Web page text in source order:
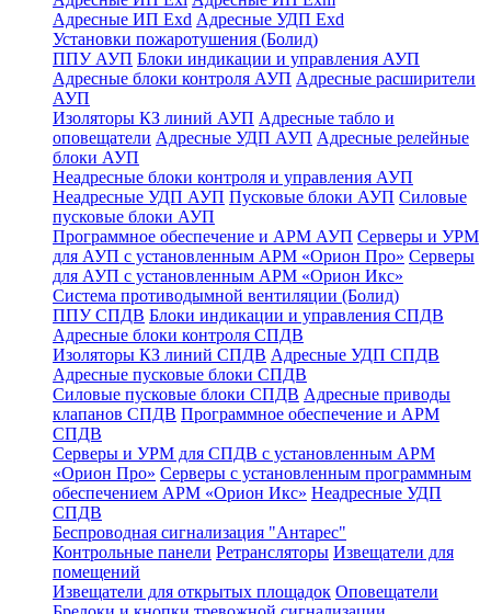
Адресные ИП Exd Адресные УДП Exd
Установки пожаротушения (Болид)
ППУ АУП Блоки индикации и управления АУП
Адресные блоки контроля АУП Адресные расширители
АУП
Изоляторы КЗ линий АУП Адресные табло и
оповещатели Адресные УДП АУП Адресные релейные
блоки АУП
Неадресные блоки контроля и управления АУП
Неадресные УДП АУП Пусковые блоки АУП Силовые
пусковые блоки АУП
Программное обеспечение и АРМ АУП Серверы и УРМ
для АУП с установленным АРМ «Орион Про» Серверы
для АУП с установленным АРМ «Орион Икс»
Система противодымной вентиляции (Болид)
ППУ СПДВ Блоки индикации и управления СПДВ
Адресные блоки контроля СПДВ
Изоляторы КЗ линий СПДВ Адресные УДП СПДВ
Адресные пусковые блоки СПДВ
Силовые пусковые блоки СПДВ Адресные приводы
клапанов СПДВ Программное обеспечение и АРМ
СПДВ
Серверы и УРМ для СПДВ с установленным АРМ
«Орион Про» Серверы с установленным программным
обеспечением АРМ «Орион Икс» Неадресные УДП
СПДВ
Беспроводная сигнализация "Антарес"
Контрольные панели Ретрансляторы Извещатели для
помещений
Извещатели для открытых площадок Оповещатели